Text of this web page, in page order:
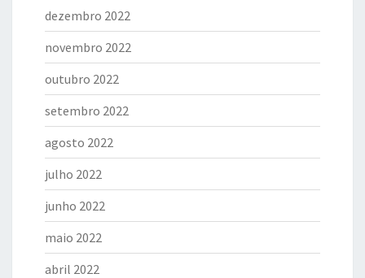
dezembro 2022
novembro 2022
outubro 2022
setembro 2022
agosto 2022
julho 2022
junho 2022
maio 2022
abril 2022